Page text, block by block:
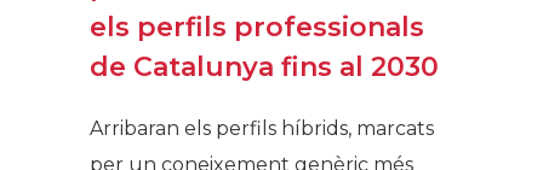
els perfils professionals
de Catalunya fins al 2030
Arribaran els perfils híbrids, marcats
per un coneixement genèric més